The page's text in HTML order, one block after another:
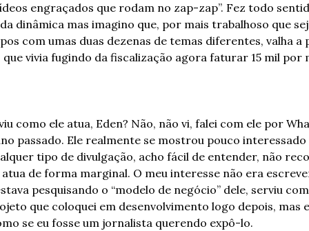
engraçados que rodam no zap-zap”. Fez todo
dinâmica mas imagino que, por mais trabalhoso que
com umas duas dezenas de temas diferentes, valha a
que vivia fugindo da fiscalização agora faturar 15 mil por
como ele atua, Eden? Não, não vi, falei com ele por
passado. Ele realmente se mostrou pouco interessado
tipo de divulgação, acho fácil de entender, não
de forma marginal. O meu interesse não era
pesquisando o “modelo de negócio” dele, serviu
que coloquei em desenvolvimento logo depois, mas
se eu fosse um jornalista querendo expô-lo.